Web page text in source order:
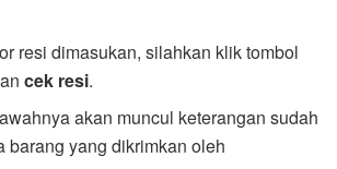
resi dimasukan, silahkan klik tombol
cek resi.
akan muncul keterangan sudah
barang yang dikrimkan oleh